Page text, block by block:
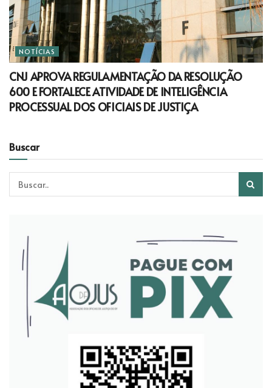
NOTÍCIAS
CNJ APROVA REGULAMENTAÇÃO DA RESOLUÇÃO
600 E FORTALECE ATIVIDADE DE INTELIGÊNCIA
PROCESSUAL DOS OFICIAIS DE JUSTIÇA
Buscar